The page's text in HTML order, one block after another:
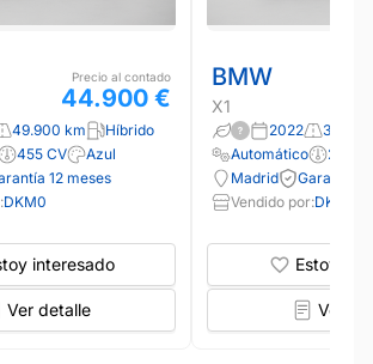
Precio al contado
44.900 €
49.900 km
Híbrido
455 CV
Azul
12 meses
DKM0
interesado
Ver detalle
BMW
X1
2022
Automático
220
Madrid
Garantía
Vendido por:DKM0
Estoy
Ver